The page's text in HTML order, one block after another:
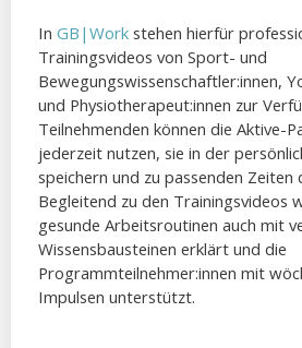
In GB|Work stehen hierfür
Trainingsvideos von Sport- und
Bewegungswissenschaftler:innen,
und Physiotherapeut:innen zur
Teilnehmenden können die Aktive-
jederzeit nutzen, sie in der
speichern und zu passenden Zeiten
Begleitend zu den Trainingsvideos
gesunde Arbeitsroutinen auch mit
Wissensbausteinen erklärt und die
Programmteilnehmer:innen mit
Impulsen unterstützt.